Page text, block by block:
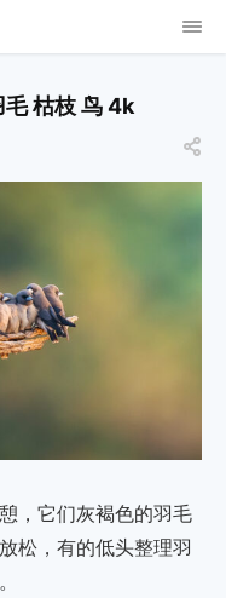
毛 枯枝 鸟 4k
，它们灰褐色的羽毛
松，有的低头整理羽